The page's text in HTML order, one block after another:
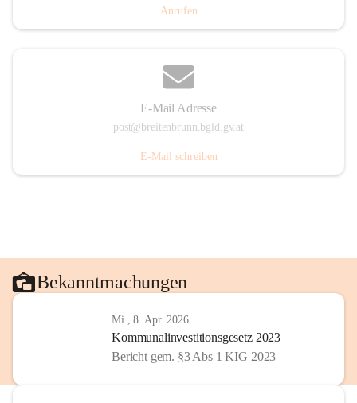
Anrufen
E-Mail Adresse
post@breitenbrunn.bgld.gv.at
E-Mail schreiben
Bekanntmachungen
Mi., 8. Apr. 2026
Kommunalinvestitionsgesetz 2023
Bericht gem. §3 Abs 1 KIG 2023